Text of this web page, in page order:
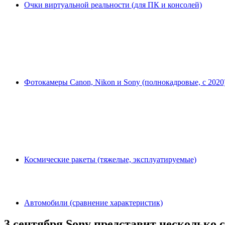
Очки виртуальной реальности (для ПК и консолей)
Фотокамеры Canon, Nikon и Sony (полнокадровые, с
Космические ракеты (тяжелые, эксплуатируемые)
Автомобили (сравнение характеристик)